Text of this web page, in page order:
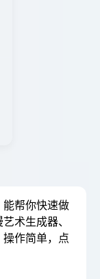
帮你快速做
术生成器、
作简单，点